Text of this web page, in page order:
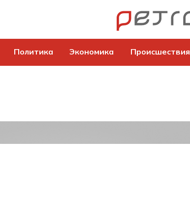
Политика Экономика Происшествия